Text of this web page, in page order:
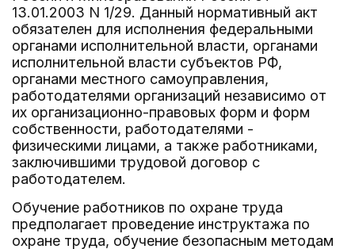
13.01.2003 N 1/29. Данный нормативный акт
обязателен для исполнения федеральными
органами исполнительной власти, органами
исполнительной власти субъектов РФ,
органами местного самоуправления,
работодателями организаций независимо от
их организационно-правовых форм и форм
собственности, работодателями -
физическими лицами, а также работниками,
заключившими трудовой договор с
работодателем.
Обучение работников по охране труда
предполагает проведение инструктажа по
охране труда, обучение безопасным методам